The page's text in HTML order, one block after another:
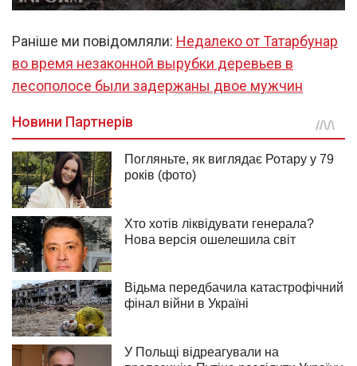
Раніше ми повідомляли: Недалеко от Татарбунар
во время незаконной вырубки деревьев в
лесополосе были задержаны двое мужчин